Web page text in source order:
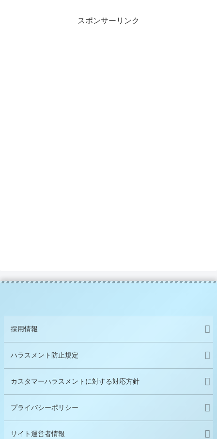
スポンサーリンク
採用情報
ハラスメント防止規定
カスタマーハラスメントに対する対応方針
プライバシーポリシー
サイト運営者情報